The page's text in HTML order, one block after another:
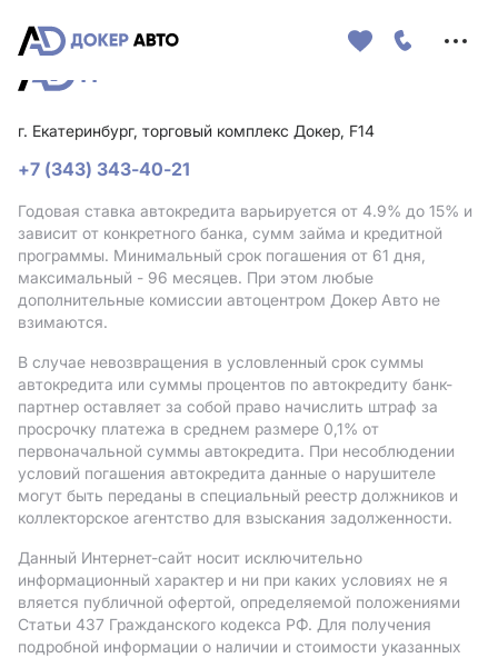
г. Екатеринбург, торговый комплекс Докер, F14
+7 (343) 343-40-21
Годовая ставка автокредита варьируется от 4.9% до 15% и
зависит от конкретного банка, сумм займа и кредитной
программы. Минимальный срок погашения от 61 дня,
максимальный - 96 месяцев. При этом любые
дополнительные комиссии автоцентром Докер Авто не
взимаются.
В случае невозвращения в условленный срок суммы
автокредита или суммы процентов по автокредиту банк-
партнер оставляет за собой право начислить штраф за
просрочку платежа в среднем размере 0,1% от
первоначальной суммы автокредита. При несоблюдении
условий погашения автокредита данные о нарушителе
могут быть переданы в специальный реестр должников и
коллекторское агентство для взыскания задолженности.
Данный Интернет-сайт носит исключительно
информационный характер и ни при каких условиях не я
вляется публичной офертой, определяемой положениями
Статьи 437 Гражданского кодекса РФ. Для получения
подробной информации о наличии и стоимости указанных